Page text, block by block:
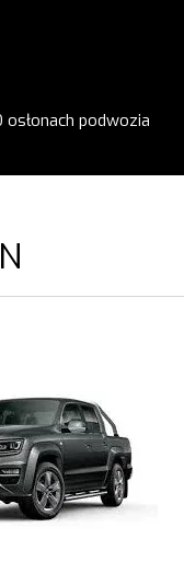
osłonach podwozia
Blog